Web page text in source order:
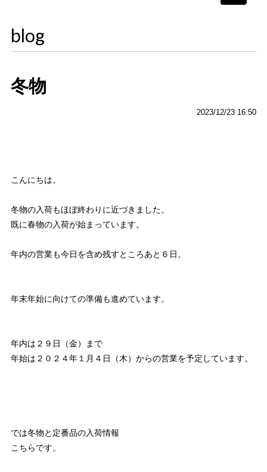
blog
冬物
2023/12/23 16:50
こんにちは。
冬物の入荷もほぼ終わりに近づきました。
既に春物の入荷が始まっています。
年内の営業も今日を含め残すところあと６日。
年末年始に向けての準備も進めています。
年内は２９日（金）まで
年始は２０２４年１月４日（木）からの営業を予定しています。
では冬物と定番品の入荷情報
こちらです。